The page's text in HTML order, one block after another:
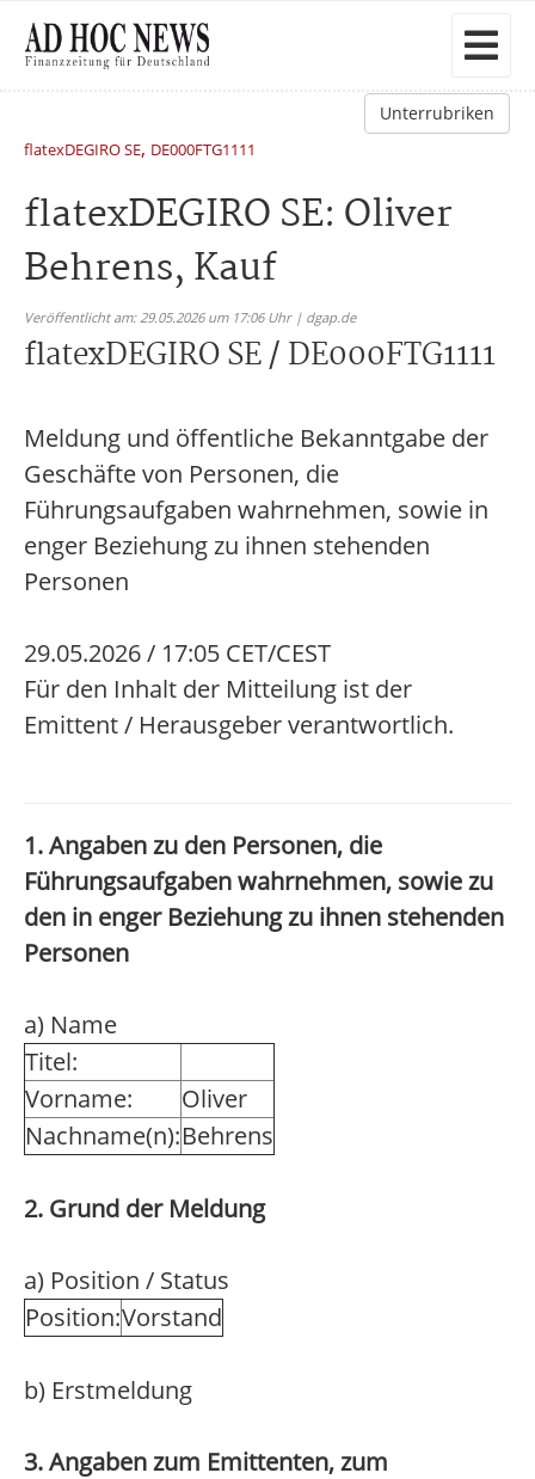
Unterrubriken
flatexDEGIRO SE, DE000FTG1111
flatexDEGIRO SE: Oliver
Behrens, Kauf
Veröffentlicht am: 29.05.2026 um 17:06 Uhr | dgap.de
flatexDEGIRO SE / DE000FTG1111
Meldung und öffentliche Bekanntgabe der
Geschäfte von Personen, die
Führungsaufgaben wahrnehmen, sowie in
enger Beziehung zu ihnen stehenden
Personen
29.05.2026 / 17:05 CET/CEST
Für den Inhalt der Mitteilung ist der
Emittent / Herausgeber verantwortlich.
1. Angaben zu den Personen, die
Führungsaufgaben wahrnehmen, sowie zu
den in enger Beziehung zu ihnen stehenden
Personen
a) Name
Titel:
Vorname:
Oliver
Nachname(n):Behrens
2. Grund der Meldung
a) Position / Status
Position:Vorstand
b) Erstmeldung
3. Angaben zum Emittenten, zum